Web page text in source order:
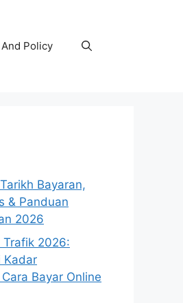
Policy
Bayaran,
& Panduan
2026
Trafik 2026:
Kadar
Bayar Online